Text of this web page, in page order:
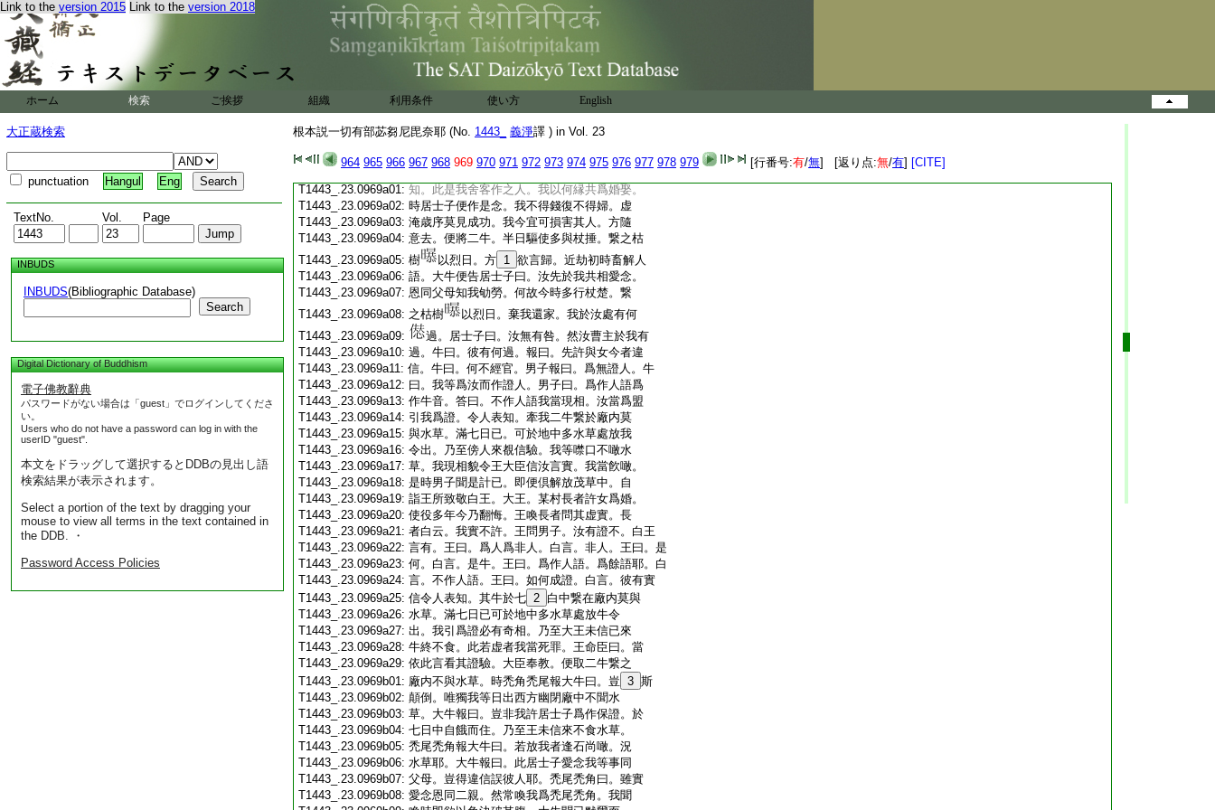
Link to the version 2015 Link to the version 2018
ホーム 検索 ご挨拶 組織 利用条件 使い方 English
大正蔵検索
punctuation Hangul Eng
TextNo. Vol. Page
INBUDS
INBUDS(Bibliographic Database)
Search
Digital Dictionary of Buddhism
電子佛教辭典
パスワードがない場合は「guest」でログインしてくださ
い。
Users who do not have a password can log in with the
userID "guest".
本文をドラッグして選択するとDDBの見出し語
検索結果が表示されます。
Select a portion of the text by dragging your
mouse to view all terms in the text contained in
the DDB. ・
Password Access Policies
根本説一切有部苾芻尼毘奈耶 (No. 1443_ 義淨譯 ) in Vol. 23
964 965 966 967 968 969 970 971 972 973 974 975 976 977 978 979 [行番号:有/無] [返り点:無/有] [CITE]
T1443_.23.0968c19:時告長者曰。家長。宜應作婚姻事。報曰。外
T1443_.23.0968c20:甥。我家親族其數寛廣聚集之時多須飮食。
T1443_.23.0968c21: 宜待秋熟稻穀收成。既收穀已復告成婚。報
T1443_.23.0968c22:言。外甥。事須沙糖宜待甘蔗。此既收已復告
成婚。報言。外甥。 5 餅麺是資當待麥熟。既收
麥已復告成婚。報言。外甥。陳稻將盡可待新
T1443_.23.0968c25:粳。時居士子見作推延。遂生此念。無容田實
T1443_.23.0968c26: 總一時成。看此事由便成誑我。
T1443_.23.0968c27: 7
告衆人。若不與者經官取定。便對衆人告
T1443_.23.0968c28: 云。阿舅。可作婚姻。諸人聞已告長者曰。許言
T1443_.23.0969a01: 知。此是我舍客作之人。我以何縁共爲婚娶。
T1443_.23.0969a02: 時居士子便作是念。我不得錢復不得婦。虚
T1443_.23.0969a03: 淹歳序莫見成功。我今宜可損害其人。方隨
T1443_.23.0969a04: 意去。便將二牛。半日驅使多與杖捶。繋之枯
T1443_.23.0969a05: 樹 以烈日。方 1 欲言歸。近劫初時畜解人
T1443_.23.0969a06: 語。大牛便告居士子曰。汝先於我共相愛念。
T1443_.23.0969a07: 恩同父母知我劬勞。何故今時多行杖楚。繋
T1443_.23.0969a08: 之枯樹
以烈日。棄我還家。我於汝處有何
T1443_.23.0969a09:
過。居士子曰。汝無有咎。然汝曹主於我有
T1443_.23.0969a10: 過。牛曰。彼有何過。報曰。先許與女今者違
T1443_.23.0969a11: 信。牛曰。何不經官。男子報曰。爲無證人。牛
T1443_.23.0969a12: 曰。我等爲汝而作證人。男子曰。爲作人語爲
T1443_.23.0969a13: 作牛音。答曰。不作人語我當現相。汝當爲盟
T1443_.23.0969a14: 引我爲證。令人表知。牽我二牛繋於廠内莫
T1443_.23.0969a15: 與水草。滿七日已。可於地中多水草處放我
T1443_.23.0969a16: 令出。乃至傍人來覩信驗。我等噤口不噉水
T1443_.23.0969a17: 草。我現相貌令王大臣信汝言實。我當飮噉。
T1443_.23.0969a18: 是時男子聞是計已。即便倶解放茂草中。自
T1443_.23.0969a19: 詣王所致敬白王。大王。某村長者許女爲婚。
T1443_.23.0969a20: 使役多年今乃翻悔。王喚長者問其虚實。長
T1443_.23.0969a21: 者白云。我實不許。王問男子。汝有證不。白王
T1443_.23.0969a22: 言有。王曰。爲人爲非人。白言。非人。王曰。是
T1443_.23.0969a23: 何。白言。是牛。王曰。爲作人語。爲餘語耶。白
T1443_.23.0969a24: 言。不作人語。王曰。如何成證。白言。彼有實
T1443_.23.0969a25: 信令人表知。其牛於七 2 白中繋在廠内莫與
T1443_.23.0969a26: 水草。滿七日已可於地中多水草處放牛令
T1443_.23.0969a27: 出。我引爲證必有奇相。乃至大王未信已來
T1443_.23.0969a28: 牛終不食。此若虚者我當死罪。王命臣曰。當
T1443_.23.0969a29: 依此言看其證驗。大臣奉教。便取二牛繋之
T1443_.23.0969b01: 廠内不與水草。時禿角禿尾報大牛曰。豈 3 斯
T1443_.23.0969b02: 顛倒。唯獨我等日出西方幽閉廠中不聞水
T1443_.23.0969b03: 草。大牛報曰。豈非我許居士子爲作保證。於
T1443_.23.0969b04: 七日中自餓而住。乃至王未信來不食水草。
T1443_.23.0969b05: 禿尾禿角報大牛曰。若放我者逢石尚噉。況
T1443_.23.0969b06: 水草耶。大牛報曰。此居士子愛念我等事同
T1443_.23.0969b07: 父母。豈得違信誤彼人耶。禿尾禿角曰。雖實
T1443_.23.0969b08: 愛念恩同二親。然常喚我爲禿尾禿角。我聞